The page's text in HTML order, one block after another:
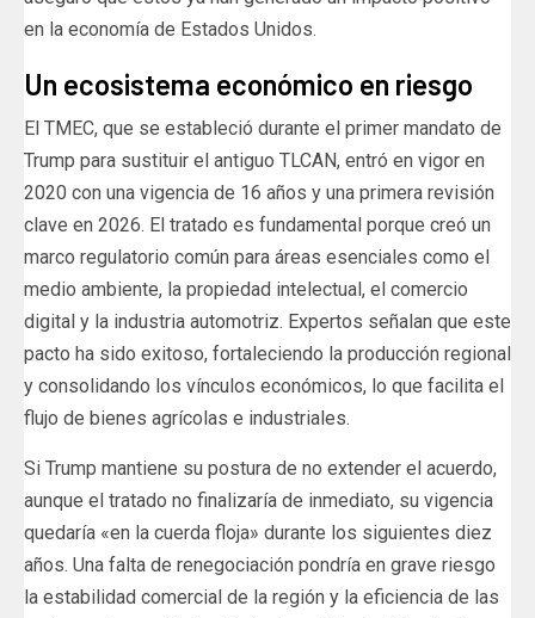
en la economía de Estados Unidos.
Un ecosistema económico en riesgo
El TMEC, que se estableció durante el primer mandato de
Trump para sustituir el antiguo TLCAN, entró en vigor en
2020 con una vigencia de 16 años y una primera revisión
clave en 2026. El tratado es fundamental porque creó un
marco regulatorio común para áreas esenciales como el
medio ambiente, la propiedad intelectual, el comercio
digital y la industria automotriz. Expertos señalan que este
pacto ha sido exitoso, fortaleciendo la producción regional
y consolidando los vínculos económicos, lo que facilita el
flujo de bienes agrícolas e industriales.
Si Trump mantiene su postura de no extender el acuerdo,
aunque el tratado no finalizaría de inmediato, su vigencia
quedaría «en la cuerda floja» durante los siguientes diez
años. Una falta de renegociación pondría en grave riesgo
la estabilidad comercial de la región y la eficiencia de las